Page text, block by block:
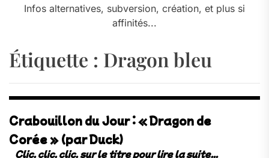
Infos alternatives, subversion, création, et plus si
affinités...
Étiquette : Dragon bleu
Crabouillon du Jour : « Dragon de
Corée » (par Duck)